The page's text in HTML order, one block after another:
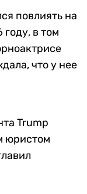
повлиять на
в том
что у нее
Trump
юристом